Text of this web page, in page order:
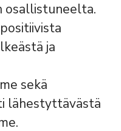
osallistuneelta.
ja
sekä
lähestyttävästä